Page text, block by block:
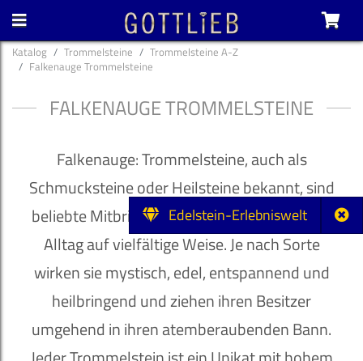
Edelstein-Erlebniswelt
Katalog Trommelsteine
Trommelsteine A-Z
Falkenauge Trommelsteine
FALKENAUGE TROMMELSTEINE
Falkenauge: Trommelsteine, auch als
Schmucksteine oder Heilsteine bekannt, sind
beliebte Mitbringsel und bereichern unseren
Alltag auf vielfältige Weise. Je nach Sorte
wirken sie mystisch, edel, entspannend und
heilbringend und ziehen ihren Besitzer
umgehend in ihren atemberaubenden Bann.